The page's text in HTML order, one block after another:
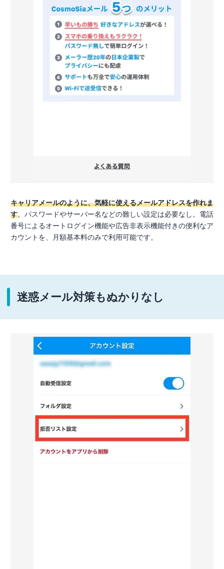
キャリアメールのように、気軽に使えるメールアドレスを作れま
す。パスワードやサーバー名などの難しい設定は必要なし。電話
番号によるオートログイン機能や広告非表示機能付きの便利なア
カウントを、月額基本料のみで利用可能です。
迷惑メール対策もぬかりなし